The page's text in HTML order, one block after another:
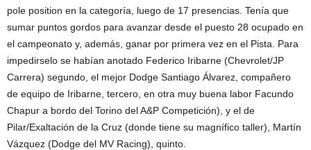
pole position en la categoría, luego de 17 presencias. Tenía que
sumar puntos gordos para avanzar desde el puesto 28 ocupado en
el campeonato y, además, ganar por primera vez en el Pista. Para
impedirselo se habían anotado Federico Iribarne (Chevrolet/JP
Carrera) segundo, el mejor Dodge Santiago Álvarez, compañero
de equipo de Iribarne, tercero, en otra muy buena labor Facundo
Chapur a bordo del Torino del A&P Competición), y el de
Pilar/Exaltación de la Cruz (donde tiene su magnífico taller), Martín
Vázquez (Dodge del MV Racing), quinto.